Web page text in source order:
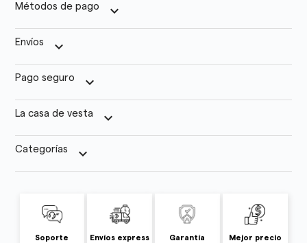
Métodos de pago keyboard_arrow_down
Envíos keyboard_arrow_down
Pago seguro keyboard_arrow_down
La casa de vesta keyboard_arrow_down
Categorías keyboard_arrow_down
Soporte Envíos express Garantía Mejor precio